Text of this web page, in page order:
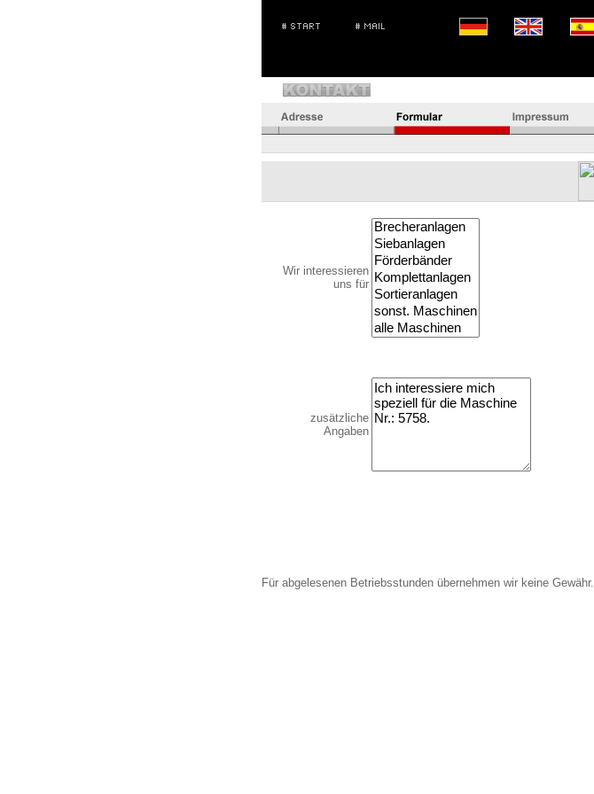
Wir interessieren
uns für
zusätzliche
Angaben
Für abgelesenen Betriebsstunden übernehmen wir keine Gewähr.